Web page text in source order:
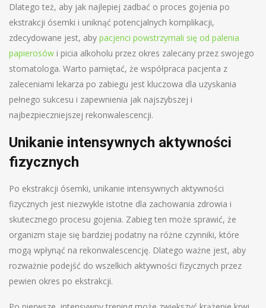
Dlatego też, aby jak najlepiej zadbać o proces gojenia po
ekstrakcji ósemki i uniknąć potencjalnych komplikacji,
zdecydowane jest, aby pacjenci powstrzymali się od palenia
papierosów i picia alkoholu przez okres zalecany przez swojego
stomatologa. Warto pamiętać, że współpraca pacjenta z
zaleceniami lekarza po zabiegu jest kluczowa dla uzyskania
pełnego sukcesu i zapewnienia jak najszybszej i
najbezpieczniejszej rekonwalescencji.
Unikanie intensywnych aktywności
fizycznych
Po ekstrakcji ósemki, unikanie intensywnych aktywności
fizycznych jest niezwykle istotne dla zachowania zdrowia i
skutecznego procesu gojenia. Zabieg ten może sprawić, że
organizm staje się bardziej podatny na różne czynniki, które
mogą wpłynąć na rekonwalescencję. Dlatego ważne jest, aby
rozważnie podejść do wszelkich aktywności fizycznych przez
pewien okres po ekstrakcji.